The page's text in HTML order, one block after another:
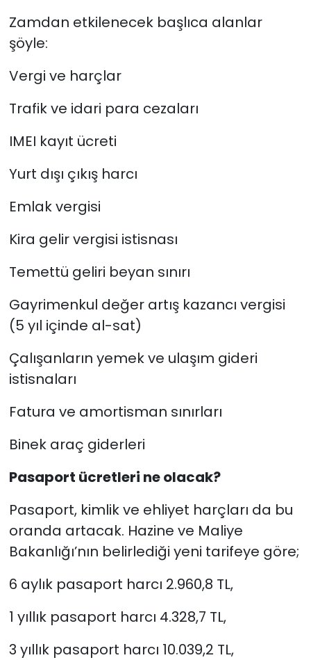
Zamdan etkilenecek başlıca alanlar
şöyle:
Vergi ve harçlar
Trafik ve idari para cezaları
IMEI kayıt ücreti
Yurt dışı çıkış harcı
Emlak vergisi
Kira gelir vergisi istisnası
Temettü geliri beyan sınırı
Gayrimenkul değer artış kazancı vergisi
(5 yıl içinde al-sat)
Çalışanların yemek ve ulaşım gideri
istisnaları
Fatura ve amortisman sınırları
Binek araç giderleri
Pasaport ücretleri ne olacak?
Pasaport, kimlik ve ehliyet harçları da bu
oranda artacak. Hazine ve Maliye
Bakanlığı’nın belirlediği yeni tarifeye göre;
6 aylık pasaport harcı 2.960,8 TL,
1 yıllık pasaport harcı 4.328,7 TL,
3 yıllık pasaport harcı 10.039,2 TL,